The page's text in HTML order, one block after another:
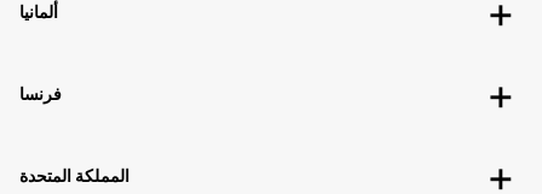
ألمانيا
فرنسا
المملكة المتحدة